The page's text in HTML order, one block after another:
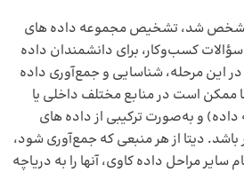
مشخص شد، تشخیص مجموعه داده های
کسب‌وکار، برای دانشمندان داده
این مرحله، شناسایی و جمع‌آوری داده
ممکن است در منابع مختلف داخلی یا
داده) و به‌صورت ترکیبی از داده های
باشد. دیتا از هر منبعی که جمع‌آوری شود،
سایر مراحل داده کاوی، آنها را به دریاچه